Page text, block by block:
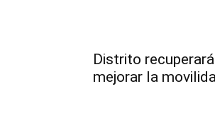
Distrito
mejorar la